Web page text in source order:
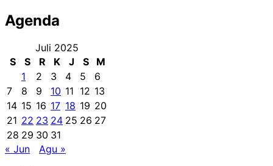
Agenda
Juli 2025
S
S R K J S
M
1
2 3 4 5
6
7
8 9 10 11 12 13
14 15 16 17 18 19 20
21 22 23 24 25 26 27
28 29 30 31
« Jun
Agu »